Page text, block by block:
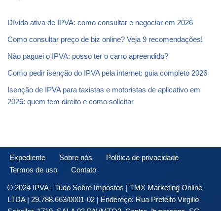
Dívida ativa de IPVA: como consultar e negociar em 2026
Como consultar preço de biz online? Veja 9 recomendações!
Não paguei o IPVA: posso ter o carro apreendido?
Como pedir isenção do IPVA pela internet: guia completo 2026
Isenção de IPVA para taxistas e motoristas de aplicativo em
2026: quem tem direito e como solicitar
Expediente Sobre nós
Política de privacidade
Termos de uso
Contato
© 2024 IPVA - Tudo Sobre Impostos | TMX Marketing Online
LTDA | 29.788.663/0001-02 | Endereço: Rua Prefeito Virgilio